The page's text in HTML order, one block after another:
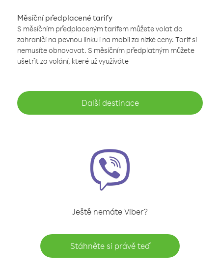
Měsíční předplacené tarify
S měsíčním předplaceným tarifem můžete volat do
zahraničí na pevnou linku i na mobil za nízké ceny. Tarif si
nemusíte obnovovat. S měsíčním předplatným můžete
ušetřit za volání, které už využíváte
Další destinace
Ještě nemáte Viber?
Stáhněte si právě teď